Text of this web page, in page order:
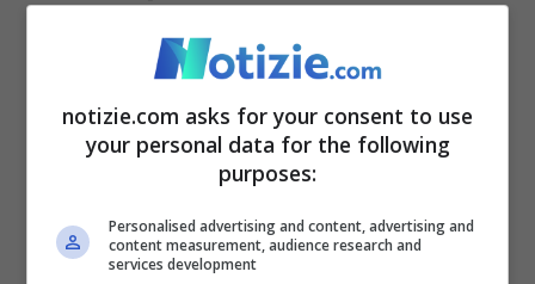
Consiglio
notizie.com asks for your consent to use
your personal data for the following
purposes:
Personalised advertising and content, advertising and
content measurement, audience research and
services development